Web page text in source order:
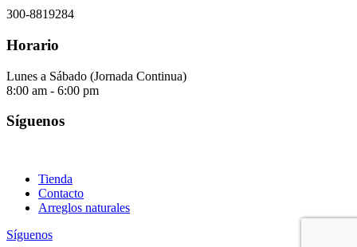
300-8819284
Horario
Lunes a Sábado (Jornada Continua)
8:00 am - 6:00 pm
Síguenos
Tienda
Contacto
Arreglos naturales
Síguenos